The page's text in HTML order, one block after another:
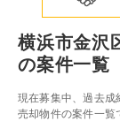
横浜市金沢
の案件一覧
現在募集中、過去成
売却物件の案件一覧